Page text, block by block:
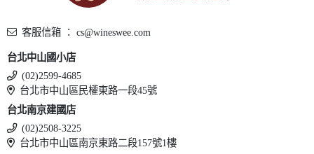
客服信箱 ： cs@wineswee.com
台北中山國小店
(02)2599-4685
台北市中山區民權東路一段45號
台北南京建國店
(02)2508-3225
台北市中山區南京東路二段157號1樓